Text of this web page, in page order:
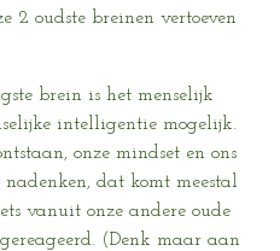
2 oudste breinen vertoeven
brein is het menselijk
intelligentie mogelijk.
onze mindset en ons
dat komt meestal
vanuit onze andere oude
(Denk maar aan